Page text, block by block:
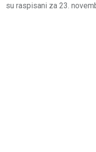
su raspisani za 23.